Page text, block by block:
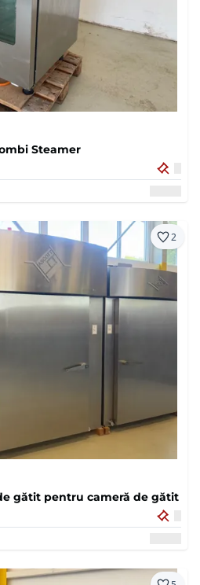
Steamer
2
gătit pentru cameră de gătit